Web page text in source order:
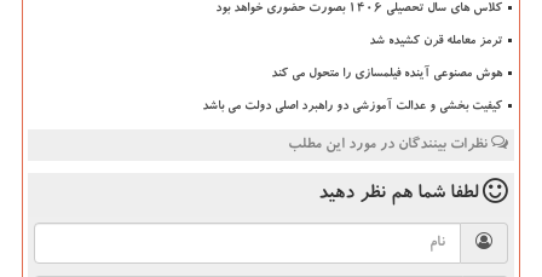
کلاس های سال تحصیلی ۱۴۰۶ بصورت حضوری خواهد بود
ترمز معامله قرن کشیده شد
هوش مصنوعی آینده فیلمسازی را متحول می کند
کیفیت بخشی و عدالت آموزشی دو راهبرد اصلی دولت می باشد
نظرات بینندگان در مورد این مطلب
لطفا شما هم نظر دهید